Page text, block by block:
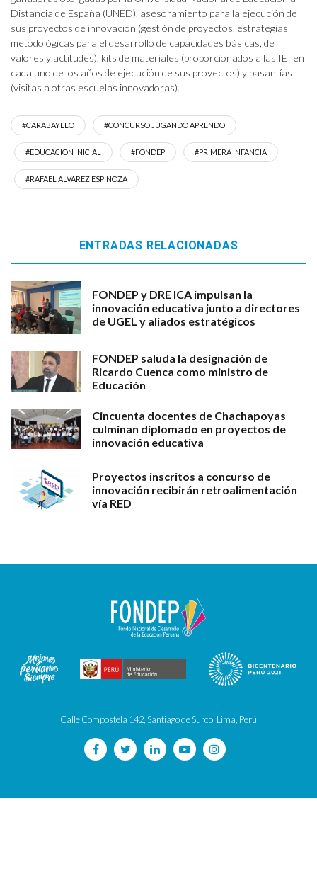
Distancia de España (UNED), asesoramiento para la ejecución de
sus proyectos de innovación (gestión de proyectos, estrategias
metodológicas para el desarrollo de capacidades básicas, de
valores y actitudes), kits de materiales (proporcionados a las IEI en
cada uno de los años de ejecución de sus proyectos) y pasantías
(visitas a otras escuelas innovadoras).
#CARABAYLLO #CONCURSO JUGANDO APRENDO
#EDUCACION INICIAL #FONDEP #PRIMERA INFANCIA
#RAFAEL ALVAREZ ESPINOZA
ENTRADAS RELACIONADAS
FONDEP y DRE ICA impulsan la
innovación educativa junto a directores
de UGEL y aliados estratégicos
FONDEP saluda la designación de
Ricardo Cuenca como ministro de
Educación
Cincuenta docentes de Chachapoyas
culminan diplomado en proyectos de
innovación educativa
Proyectos inscritos a concurso de
innovación recibirán retroalimentación
vía RED
Calle Compostela 142, Santiago de Surco, Lima, Perú